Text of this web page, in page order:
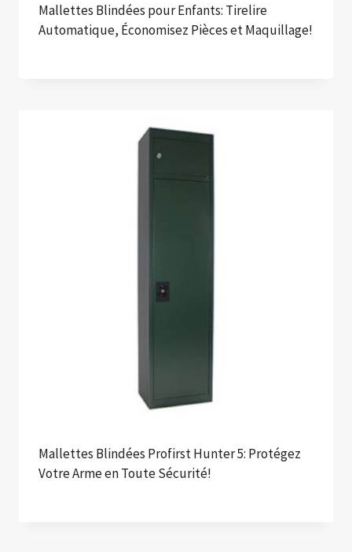
Mallettes Blindées pour Enfants: Tirelire
Automatique, Économisez Pièces et Maquillage!
Mallettes Blindées Profirst Hunter 5: Protégez
Votre Arme en Toute Sécurité!